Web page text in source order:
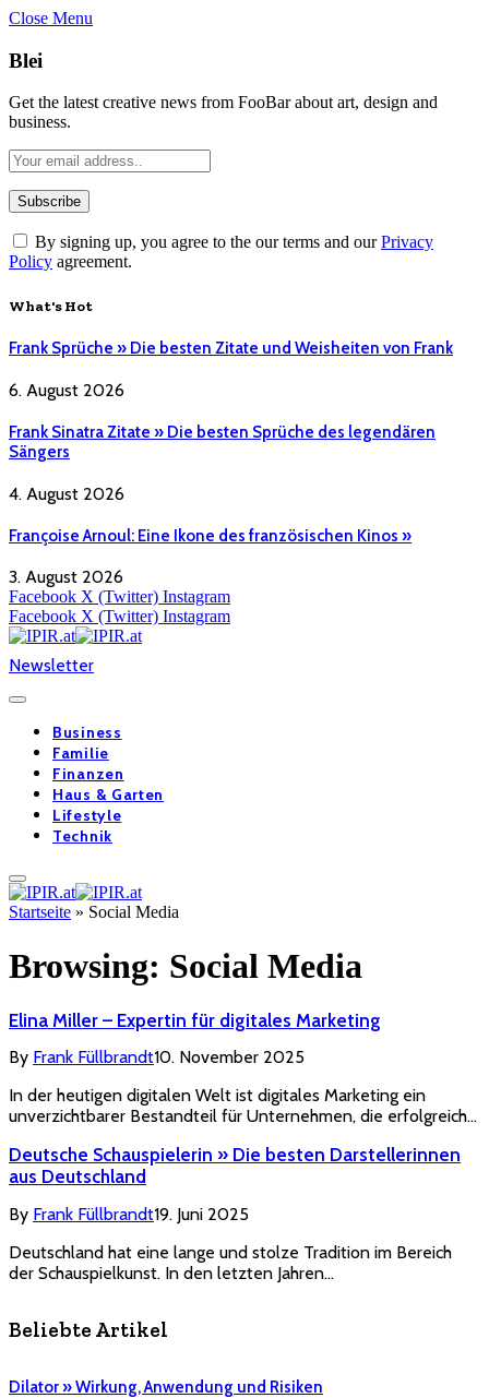
Close Menu
Blei
Get the latest creative news from FooBar about art, design and
business.
By signing up, you agree to the our terms and ourPrivacy
Policy agreement.
What's Hot
Frank Sprüche » Die besten Zitate und Weisheiten von Frank
6. August 2026
Frank Sinatra Zitate » Die besten Sprüche des legendären
Sängers
4. August 2026
Françoise Arnoul: Eine Ikone des französischen Kinos »
3. August 2026
Facebook X (Twitter) Instagram
Facebook X (Twitter) Instagram
Newsletter
Business
Familie
Finanzen
Haus & Garten
Lifestyle
Technik
Startseite » Social Media
Browsing: Social Media
Elina Miller – Expertin für digitales Marketing
By Frank Füllbrandt10. November 2025
In der heutigen digitalen Welt ist digitales Marketing ein
unverzichtbarer Bestandteil für Unternehmen, die erfolgreich…
Deutsche Schauspielerin » Die besten Darstellerinnen
aus Deutschland
By Frank Füllbrandt19. Juni 2025
Deutschland hat eine lange und stolze Tradition im Bereich
der Schauspielkunst. In den letzten Jahren…
Beliebte Artikel
Dilator » Wirkung, Anwendung und Risiken